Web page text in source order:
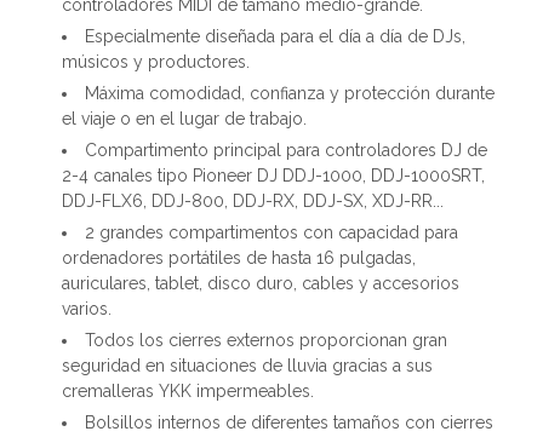
controladores MIDI de tamaño medio-grande.
Especialmente diseñada para el día a día de DJs,
músicos y productores.
Máxima comodidad, confianza y protección durante
el viaje o en el lugar de trabajo.
Compartimento principal para controladores DJ de
2-4 canales tipo Pioneer DJ DDJ-1000, DDJ-1000SRT,
DDJ-FLX6, DDJ-800, DDJ-RX, DDJ-SX, XDJ-RR...
2 grandes compartimentos con capacidad para
ordenadores portátiles de hasta 16 pulgadas,
auriculares, tablet, disco duro, cables y accesorios
varios.
Todos los cierres externos proporcionan gran
seguridad en situaciones de lluvia gracias a sus
cremalleras YKK impermeables.
Bolsillos internos de diferentes tamaños con cierres